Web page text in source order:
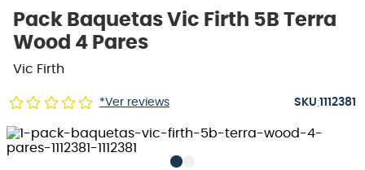
Pack Baquetas Vic Firth 5B Terra
Wood 4 Pares
Vic Firth
*Ver reviews :1112381